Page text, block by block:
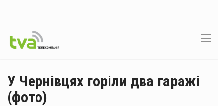
У Чернівцях горіли два гаражі
(фото)